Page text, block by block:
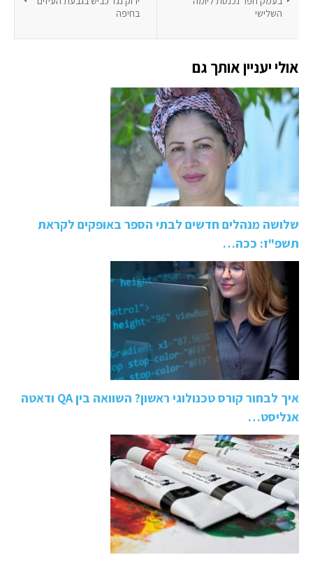
בחיפה
השלישי
אולי יעניין אותך גם
שלושה מנהלים חדשים לבתי הספר באופקים לקראת
תשפ"ז: ככה…
איך לבחור קורס טכנולוגי ראשון? השוואה בין QA ודאטה
אנליסט…